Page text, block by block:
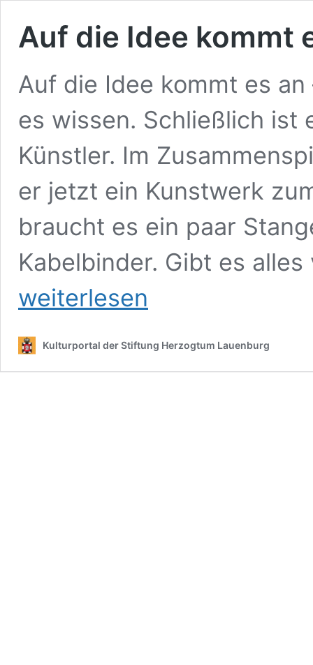
Auf die Idee kommt
Auf die Idee kommt es
es wissen. Schließlich ist
Künstler. Im
er jetzt ein Kunstwerk
braucht es ein paar
Kabelbinder. Gibt es
weiterlesen
Kulturportal der Stiftung Herzogtum Lauenburg